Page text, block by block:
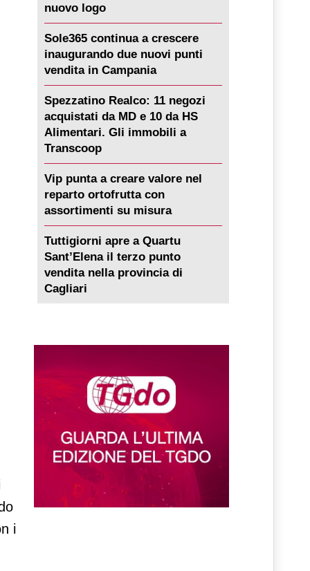
i
nuovo logo
Sole365 continua a crescere
inaugurando due nuovi punti
vendita in Campania
Spezzatino Realco: 11 negozi
acquistati da MD e 10 da HS
Alimentari. Gli immobili a
Transcoop
Vip punta a creare valore nel
reparto ortofrutta con
assortimenti su misura
Tuttigiorni apre a Quartu
Sant’Elena il terzo punto
vendita nella provincia di
Cagliari